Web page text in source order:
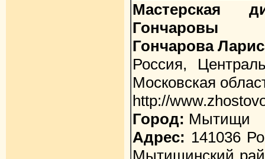
Мастерская
Гончаровы
Гончарова
Россия,
Московская
http://
Город: Мытищи
Адрес: 141036
Мытищинский